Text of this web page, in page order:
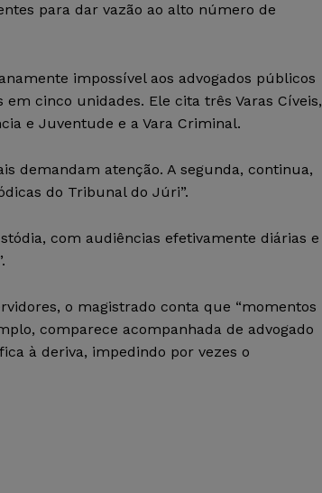
para dar vazão ao alto número de
impossível aos advogados públicos
cinco unidades. Ele cita três Varas Cíveis,
e Juventude e a Vara Criminal.
demandam atenção. A segunda, continua,
do Tribunal do Júri”.
com audiências efetivamente diárias e
o magistrado conta que “momentos
comparece acompanhada de advogado
à deriva, impedindo por vezes o